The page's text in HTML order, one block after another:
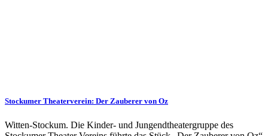
Stockumer Theaterverein: Der Zauberer von Oz
Witten-Stockum. Die Kinder- und Jungendtheatergruppe des